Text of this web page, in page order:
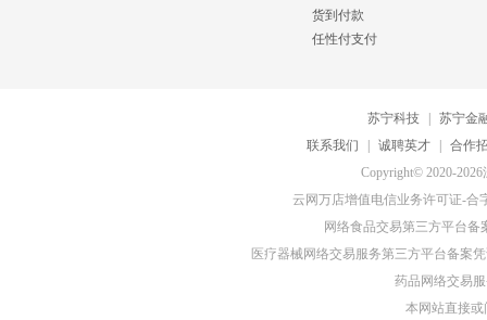
货到付款
任性付支付
苏宁科技
苏宁金
联系我们
诚聘英才
合作
Copyright© 2020-
云网万店增值电信业务许可证-合
网络食品交易第三方平台备
医疗器械网络交易服务第三方平台备案
药品网络交易
本网站直接